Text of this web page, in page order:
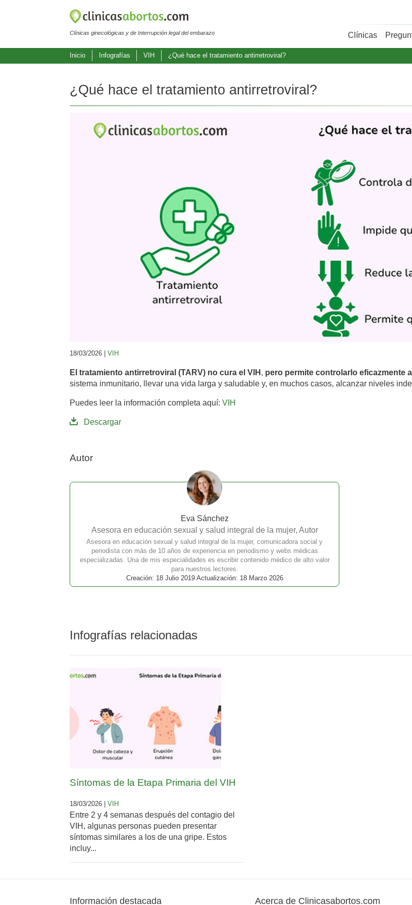
Clínicas ginecológicas y de Interrupción legal del embarazo Clínicas
Inicio Infografías VIH ¿Qué hace el tratamiento antirretroviral?
¿Qué hace el tratamiento antirretroviral?
18/03/2026 | VIH
El tratamiento antirretroviral (TARV) no cura el VIH , pero permite controlarlo eficazmente
sistema inmunitario, llevar una vida larga y saludable y, en muchos casos, alcanzar niveles
Puedes leer la información completa aquí: VIH
Descargar
Autor
Eva Sánchez
Asesora en educación sexual y salud integral de la mujer, Autor
Asesora en educación sexual y salud integral de la mujer, comunicadora social y
periodista con más de 10 años de experiencia en periodismo y webs médicas
especializadas. Una de mis especialidades es escribir contenido médico de alto valor
para nuestros lectores.
Creación: 18 Julio 2019 Actualización: 18 Marzo 2026
Infografías relacionadas
Síntomas de la Etapa Primaria del VIH
18/03/2026 | VIH
Entre 2 y 4 semanas después del contagio del
VIH, algunas personas pueden presentar
síntomas similares a los de una gripe. Estos
incluy...
Información destacada Acerca de Clinicasabortos.com